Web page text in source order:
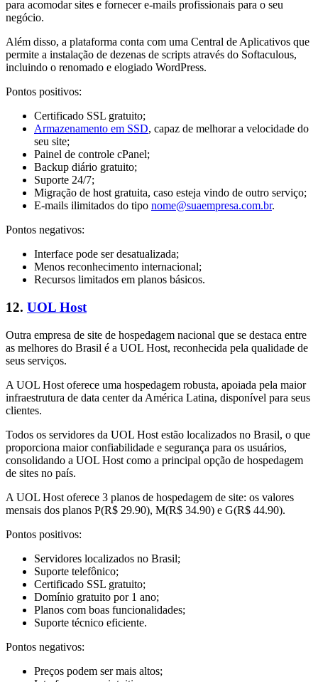
para acomodar sites e fornecer e-mails profissionais para o seu
negócio.
Além disso, a plataforma conta com uma Central de Aplicativos que
permite a instalação de dezenas de scripts através do Softaculous,
incluindo o renomado e elogiado WordPress.
Pontos positivos:
Certificado SSL gratuito;
Armazenamento em SSD, capaz de melhorar a velocidade do
seu site;
Painel de controle cPanel;
Backup diário gratuito;
Suporte 24/7;
Migração de host gratuita, caso esteja vindo de outro serviço;
E-mails ilimitados do tipo nome@suaempresa.com.br.
Pontos negativos:
Interface pode ser desatualizada;
Menos reconhecimento internacional;
Recursos limitados em planos básicos.
12. UOL Host
Outra empresa de site de hospedagem nacional que se destaca entre
as melhores do Brasil é a UOL Host, reconhecida pela qualidade de
seus serviços.
A UOL Host oferece uma hospedagem robusta, apoiada pela maior
infraestrutura de data center da América Latina, disponível para seus
clientes.
Todos os servidores da UOL Host estão localizados no Brasil, o que
proporciona maior confiabilidade e segurança para os usuários,
consolidando a UOL Host como a principal opção de hospedagem
de sites no país.
A UOL Host oferece 3 planos de hospedagem de site: os valores
mensais dos planos P(R$ 29.90), M(R$ 34.90) e G(R$ 44.90).
Pontos positivos:
Servidores localizados no Brasil;
Suporte telefônico;
Certificado SSL gratuito;
Domínio gratuito por 1 ano;
Planos com boas funcionalidades;
Suporte técnico eficiente.
Pontos negativos:
Preços podem ser mais altos;